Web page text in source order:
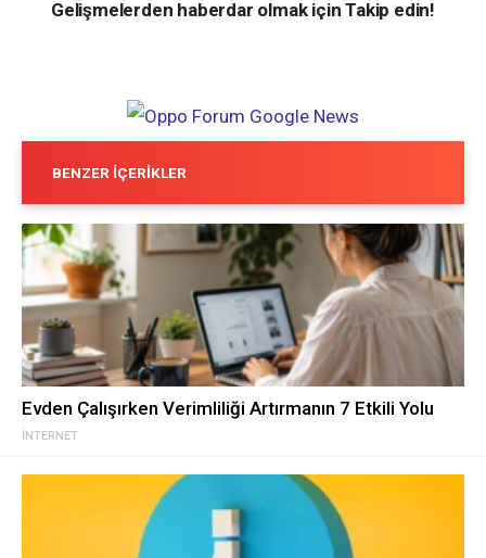
Gelişmelerden haberdar olmak için Takip edin!
BENZER İÇERIKLER
İNTERNET
Evden Çalışırken Verimliliği Artırmanın 7 Etkili Yolu